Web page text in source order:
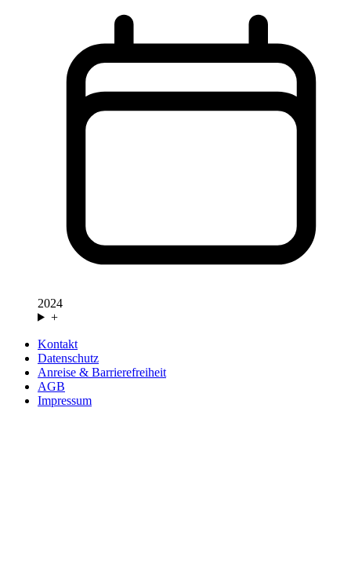
2024
+
Kontakt
Datenschutz
Anreise & Barrierefreiheit
AGB
Impressum